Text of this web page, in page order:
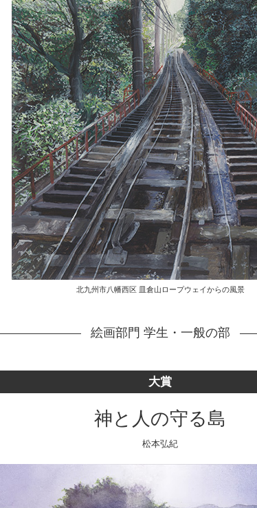
北九州市八幡西区 皿倉山ロープウェイからの風景
絵画部門 学生・一般の部
大賞
神と人の守る島
松本弘紀